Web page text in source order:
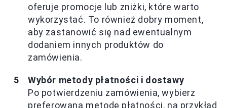
oferuje promocje lub zniżki, które warto
wykorzystać. To również dobry moment,
aby zastanowić się nad ewentualnym
dodaniem innych produktów do
zamówienia.
Wybór metody płatności i dostawy
Po potwierdzeniu zamówienia, wybierz
preferowaną metodę płatności, na przykład